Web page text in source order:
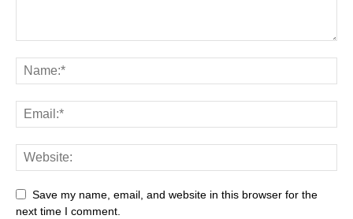
Save my name, email, and website in this browser for the
next time I comment.